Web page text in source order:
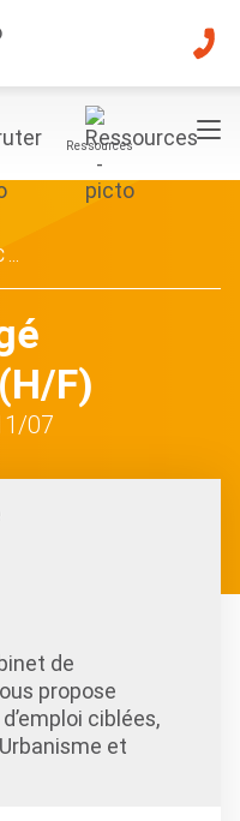
Ressources
...
F)
07
de
propose
ciblées,
et